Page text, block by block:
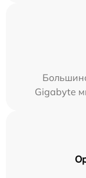
Gigabyte